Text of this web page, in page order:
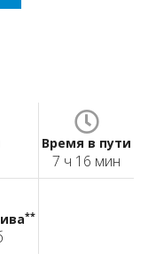
Время в пути
7 ч 16 мин
**